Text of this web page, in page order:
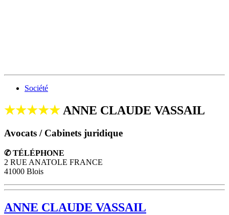
Société
★★★★★ ANNE CLAUDE VASSAIL
Avocats / Cabinets juridique
✆ TÉLÉPHONE
2 RUE ANATOLE FRANCE
41000 Blois
ANNE CLAUDE VASSAIL